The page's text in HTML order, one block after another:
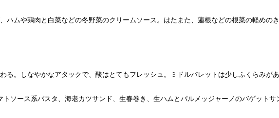
ハムや鶏肉と白菜などの冬野菜のクリームソース。はたまた、蓮根などの根菜の軽めの
る。しなやかなアタックで、酸はとてもフレッシュ。ミドルパレットは少しふくらみが
ソース系パスタ、海老カツサンド、生春巻き、生ハムとパルメッジャーノのバゲットサ